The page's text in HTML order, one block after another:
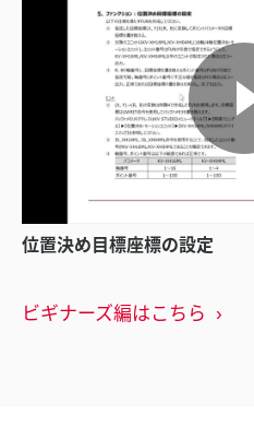
位置決め目標座標の設定
ビギナーズ編はこちら